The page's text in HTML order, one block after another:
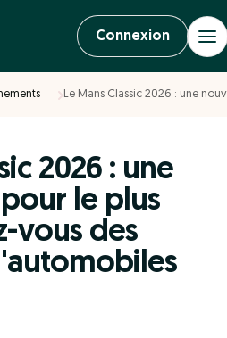
Connexion
Le Mans Classic 2026 : une
2026 : une
le plus
vous des